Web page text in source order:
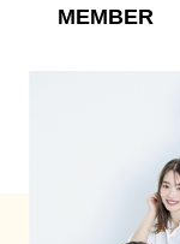
MEMBER